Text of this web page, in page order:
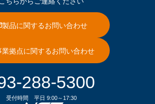
製品に関するお問い合わせ
業拠点に関するお問い合わせ
288-5300
受付時間 平日 9:00～17:30